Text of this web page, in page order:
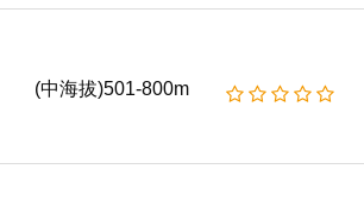
(中海拔)501-800m